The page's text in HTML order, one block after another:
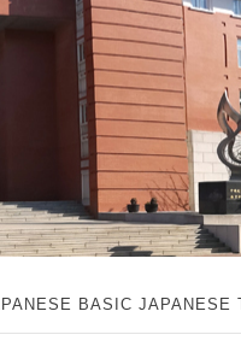
BASIC JAPANESE